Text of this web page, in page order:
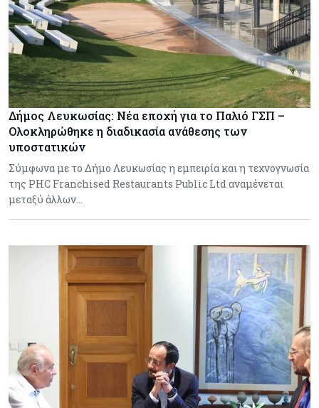
Δήμος Λευκωσίας: Νέα εποχή για το Παλιό ΓΣΠ –
Ολοκληρώθηκε η διαδικασία ανάθεσης των
υποστατικών
Σύμφωνα με το Δήμο Λευκωσίας η εμπειρία και η τεχνογνωσία
της PHC Franchised Restaurants Public Ltd αναμένεται
μεταξύ άλλων…